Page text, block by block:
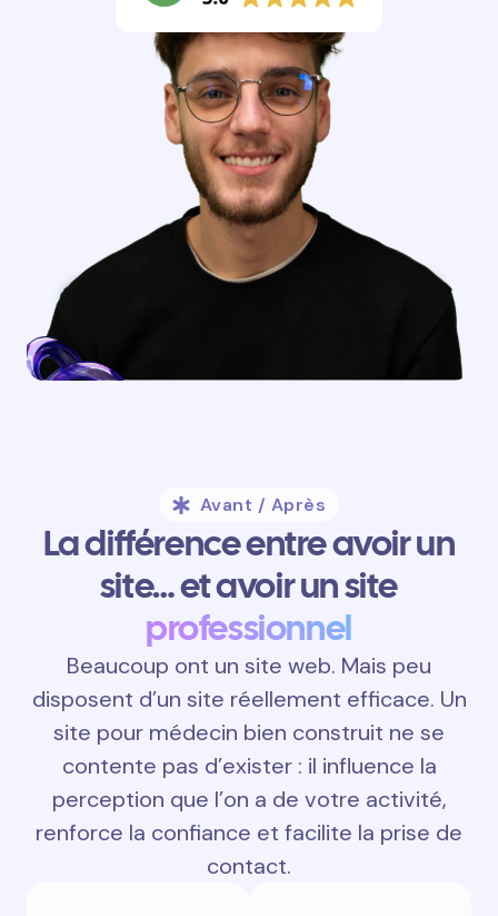
Avant / Après
La différence entre avoir un
site… et avoir un site
professionnel
Beaucoup ont un site web. Mais peu
disposent d’un site réellement efficace. Un
site pour médecin bien construit ne se
contente pas d’exister : il influence la
perception que l’on a de votre activité,
renforce la confiance et facilite la prise de
contact.